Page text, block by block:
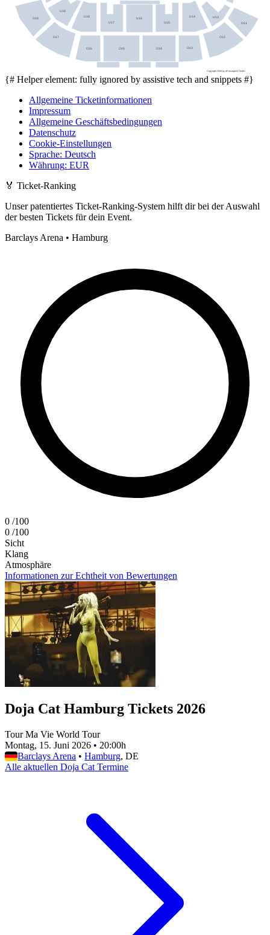
O18
O17
O16 O15 O14 O13
O12
O11
U19
U18
U17
U16
U15
U14 U13
Copyright 2026 by ePassage24 GmbH
{# Helper element: fully ignored by assistive tech and snippets #}
Allgemeine Ticketinformationen
Impressum
Allgemeine Geschäftsbedingungen
Datenschutz
Cookie-Einstellungen
Sprache: Deutsch
Währung: EUR
🏅 Ticket-Ranking
Unser patentiertes Ticket-Ranking-System hilft dir bei der Auswahl
der besten Tickets für dein Event.
Barclays Arena • Hamburg
0 /100
0 /100
Sicht
Klang
Atmosphäre
Informationen zur Echtheit von Bewertungen
Doja Cat Hamburg Tickets 2026
Tour Ma Vie World Tour
Montag, 15. Juni 2026 • 20:00h
Barclays Arena • Hamburg, DE
Alle aktuellen Doja Cat Termine